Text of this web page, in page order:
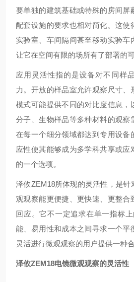
要单独的建筑基础或特殊的房间屏
配套设施的要求也相对简化。这使
实验室、车间隔间甚至移动实验车
让它在空间有限的场所有了部署的可
应用灵活性指的是设备对不同样
力。开放的样品室允许观察尺寸、
模式可能提供不同的对比度信息，
分子、生物样品等多种材料的观察
在每一个细分领域都达到专用设备
应性使其能够成为多学科共享或应
的一个选项。
泽攸ZEM18所体现的灵活性，是针
观观察能更便捷、更快速、更整合
回应。它不一定追求在单一指标
能、易用性和成本之间寻求一个平
灵活进行微观观察的用户提供一种
泽攸ZEM18电镜微观观察的灵活性